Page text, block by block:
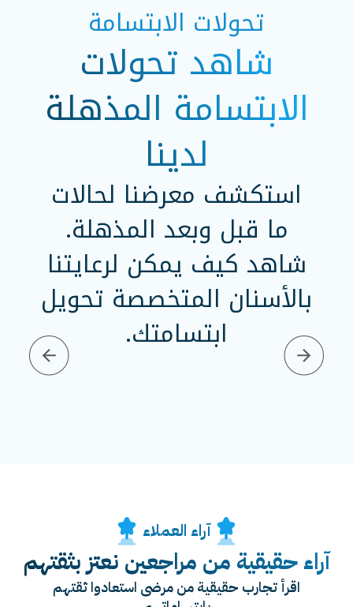
تحولات الابتسامة
شاهد تحولات
الابتسامة المذهلة
لدينا
استكشف معرضنا لحالات
ما قبل وبعد المذهلة.
شاهد كيف يمكن لرعايتنا
بالأسنان المتخصصة تحويل
ابتسامتك.
Previous Next
آراء العملاء
آراء حقيقية من مراجعين نعتز بثقتهم
اقرأ تجارب حقيقية من مرضى استعادوا ثقتهم